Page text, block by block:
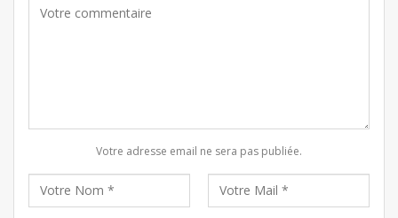
Votre adresse email ne sera pas publiée.